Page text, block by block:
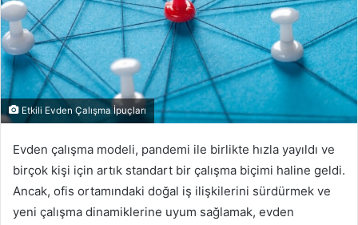
Etkili Evden Çalışma İpuçları
Evden çalışma modeli, pandemi ile birlikte hızla yayıldı ve
birçok kişi için artık standart bir çalışma biçimi haline geldi.
Ancak, ofis ortamındaki doğal iş ilişkilerini sürdürmek ve
yeni çalışma dinamiklerine uyum sağlamak, evden